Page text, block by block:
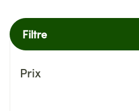
Filtre
Prix